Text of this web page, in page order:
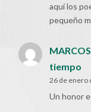
aquí los
pequeño
tiempo
26 de enero
Un honor